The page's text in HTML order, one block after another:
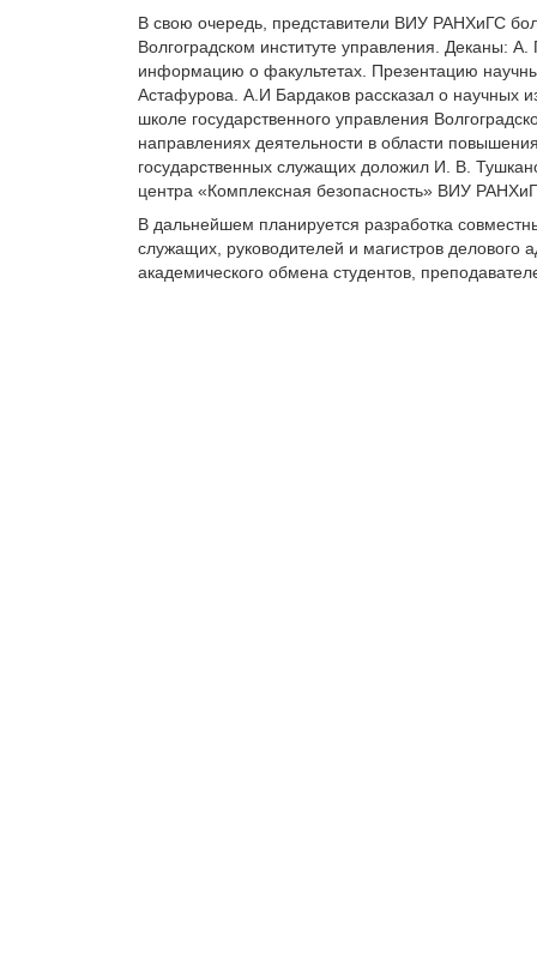
В свою очередь, представители ВИУ РАНХиГС
Волгоградском институте управления.
информацию о факультетах. Презентацию
Астафурова. А.И Бардаков рассказал о научных
школе государственного управления
направлениях деятельности в области
государственных служащих доложил И. В.
центра «Комплексная безопасность» ВИУ
В дальнейшем планируется разработка
служащих, руководителей и магистров делового
академического обмена студентов,